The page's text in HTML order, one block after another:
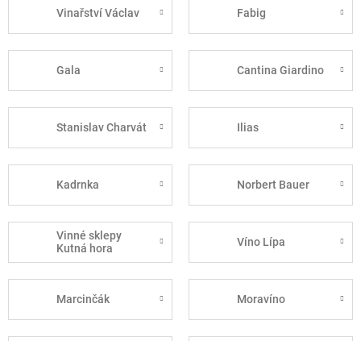
Vinařství Václav Fabig
Gala Cantina Giardino
Stanislav Charvát Ilias
Kadrnka Norbert Bauer
Vinné sklepy
Kutná hora
Víno Lípa
Marcinčák Moravíno